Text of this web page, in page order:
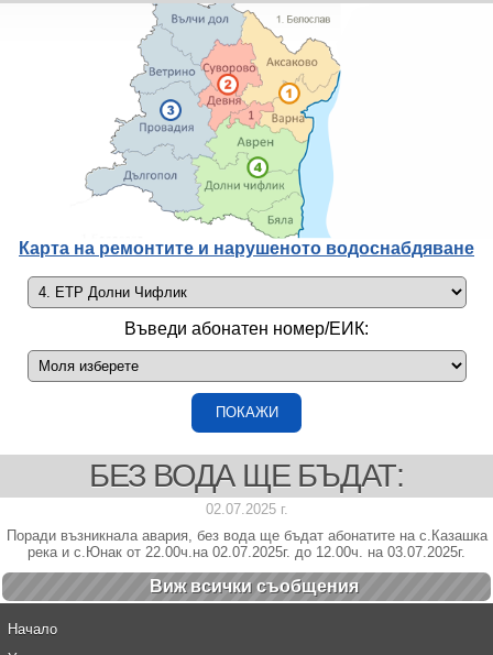
Карта на ремонтите и нарушеното водоснабдяване
Въведи абонатен номер/ЕИК:
БЕЗ ВОДА ЩЕ БЪДАТ:
02.07.2025 г.
Поради възникнала авария, без вода ще бъдат абонатите на с.Казашка
река и с.Юнак от 22.00ч.на 02.07.2025г. до 12.00ч. на 03.07.2025г.
Виж всички cъобщения
Начало